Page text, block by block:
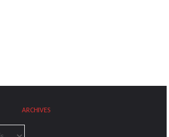
ARCHIVES